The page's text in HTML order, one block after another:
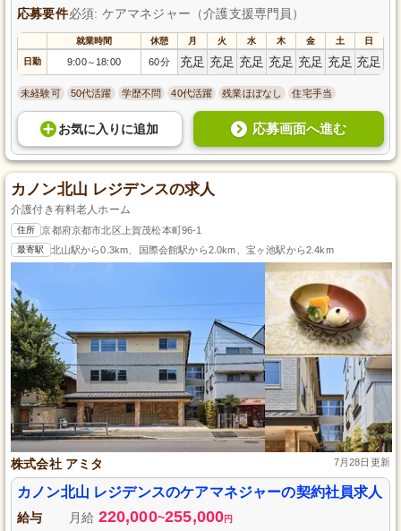
応募要件必須: ケアマネジャー（介護支援専門員）
就業時間 休憩 月 火 水 木 金 土 日
日勤 9:00～ 18:00 60分 充足 充足 充足 充足 充足 充足 充足
未経験可 50代活躍 学歴不問 40代活躍 残業ほぼなし 住宅手当
お気に入り に追加 応募画面へ進む
カノン北山 レジデンスの求人
介護付き有料老人ホーム
住所 京都府京都市北区上賀茂松本町96-1
最寄駅 北山駅から0.3km、国際会館駅から2.0km、宝ヶ池駅から2.4km
株式会社 アミタ 7月28日更新
カノン北山 レジデンスのケアマネジャーの契約社員求人
給与 月給 220,000~255,000円